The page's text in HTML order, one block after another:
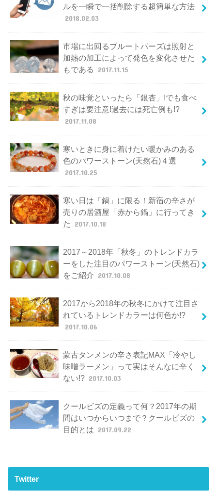
ルを一瞬で一括削除する超簡単な方法
2018.02.03
市場に出回るブルートパーズは照射と
加熱の加工によって発色を変化させた
もである
2017.11.15
秋の味覚といったら「銀杏」!でも食べ
すぎは要注意!過去には死亡例も!?
2017.11.08
寒いときに身に着けたい暖かみのある
色のパワーストーン(天然石)４選
2017.10.25
寒い日は「鍋」に限る！新宿の辛さが
売りの居酒屋「赤から鍋」に行ってき
た
2017.10.18
2017～2018年「秋冬」のトレンドカラ
ーをした注目のパワーストーン(天然石)
をご紹介 2017.10.08
2017から2018年の秋冬にかけて注目さ
れているトレンドカラーは何色か!?
2017.10.06
蒙古タンメンの辛さ表記MAX「冷やし
味噌ラーメン」って実はそんなに辛く
ない!? 2017.10.03
クールビズの定義って何？2017年の期
間はいつからいつまで？クールビズの
目的とは 2017.09.22
Twitter